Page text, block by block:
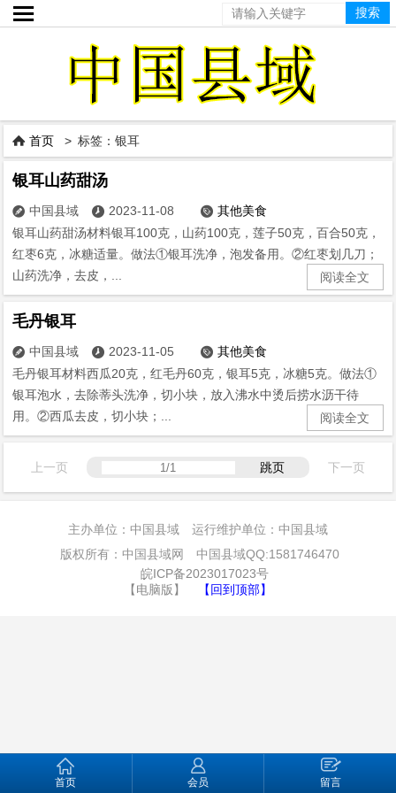

 首页 > 标签：银耳
银耳山药甜汤
 中国县域  2023-11-08  其他美食
银耳山药甜汤材料银耳100克，山药100克，莲子50克，百合50克，
红枣6克，冰糖适量。做法①银耳洗净，泡发备用。②红枣划几刀；
山药洗净，去皮，...
阅读全文
毛丹银耳
 中国县域  2023-11-05  其他美食
毛丹银耳材料西瓜20克，红毛丹60克，银耳5克，冰糖5克。做法①
银耳泡水，去除蒂头洗净，切小块，放入沸水中烫后捞水沥干待
用。②西瓜去皮，切小块；...
阅读全文
上一页 跳页 下一页
主办单位：中国县域 运行维护单位：中国县域
版权所有：中国县域网 中国县域QQ:1581746470
皖ICP备2023017023号
【电脑版】
【回到顶部】
首页 会员 留言